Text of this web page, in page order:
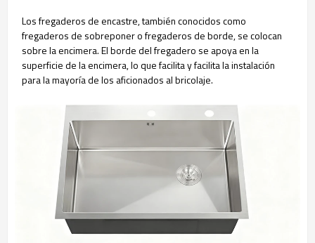
Los fregaderos de encastre, también conocidos como
fregaderos de sobreponer o fregaderos de borde, se colocan
sobre la encimera. El borde del fregadero se apoya en la
superficie de la encimera, lo que facilita y facilita la instalación
para la mayoría de los aficionados al bricolaje.